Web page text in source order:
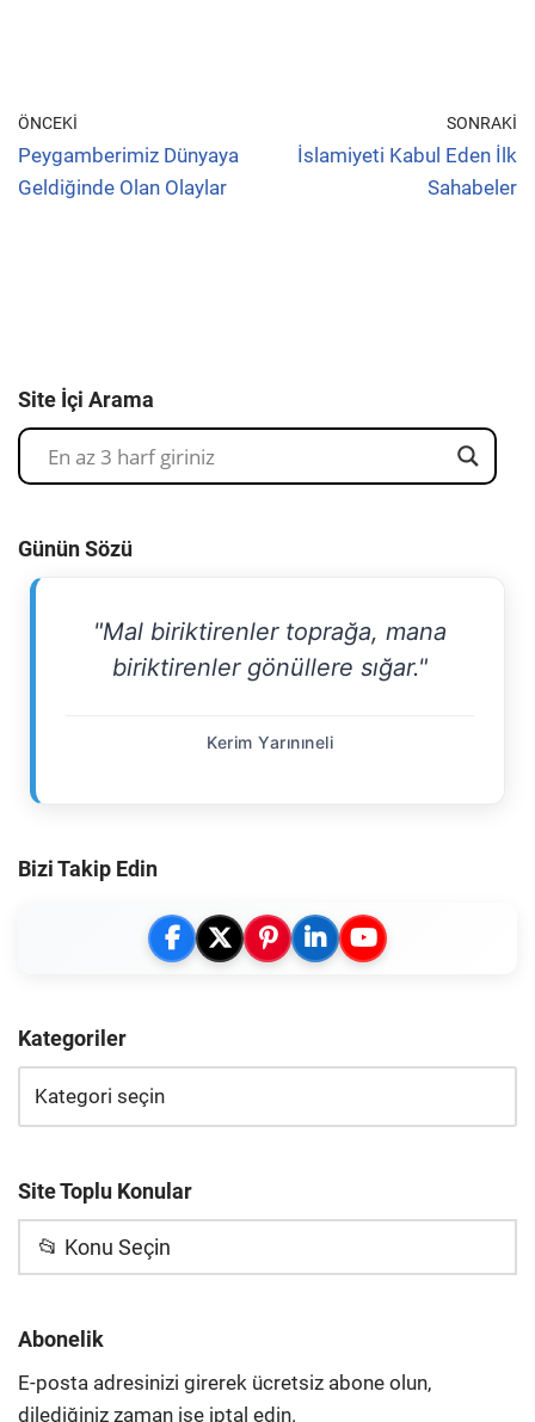
ÖNCEKI
Peygamberimiz Dünyaya
Geldiğinde Olan Olaylar
SONRAKI
İslamiyeti Kabul Eden İlk
Sahabeler
Site İçi Arama
Günün Sözü
"Mal biriktirenler toprağa, mana
biriktirenler gönüllere sığar."
Kerim Yarınıneli
Bizi Takip Edin
Kategoriler
Site Toplu Konular
📂 Konu Seçin
Abonelik
E-posta adresinizi girerek ücretsiz abone olun,
dilediğiniz zaman ise iptal edin.